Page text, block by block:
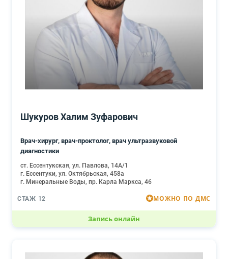
Шукуров Халим Зуфарович
Врач-хирург, врач-проктолог, врач ультразвуковой
диагностики
ст. Ессентукская, ул. Павлова, 14А/1
г. Ессентуки, ул. Октябрьская, 458а
г. Минеральные Воды, пр. Карла Маркса, 46
СТАЖ 12 МОЖНО ПО ДМС
Запись онлайн